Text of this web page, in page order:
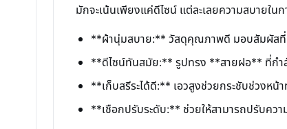
มักจะเน้นเพียงแค่ดีไซน์ แต่ละเลยความสบายในก
**ผ้านุ่มสบาย:** วัสดุคุณภาพดี มอบสัมผัสที่อ่
**ดีไซน์ทันสมัย:** รูปทรง **สายฝอ** ที่กำลั
**เก็บสรีระได้ดี:** เอวสูงช่วยกระชับช่วงหน้
**เชือกปรับระดับ:** ช่วยให้สามารถปรับคว